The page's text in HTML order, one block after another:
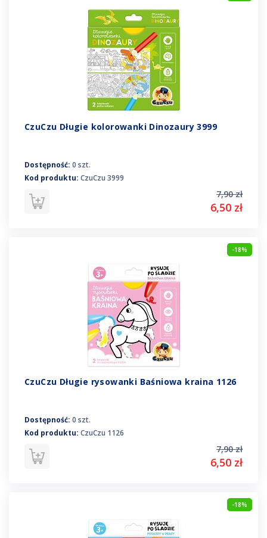
CzuCzu Długie kolorowanki Dinozaury 3999
Dostępność: 0 szt.
Kod produktu: CzuCzu 3999
7,90 zł
6,50 zł
-18%
CzuCzu Długie rysowanki Baśniowa kraina 1126
Dostępność: 0 szt.
Kod produktu: CzuCzu 1126
7,90 zł
6,50 zł
-18%